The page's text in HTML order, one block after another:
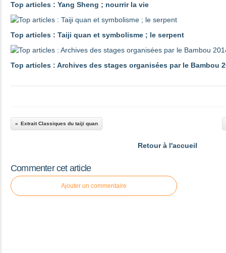
Top articles : Yang Sheng ; nourrir la vie
Top articles : Taiji quan et symbolisme ; le serpent
Top articles : Archives des stages organisées par le Bambou
Extrait Classiques du taiji quan
Retour à l'accueil
Commenter cet article
Ajouter un commentaire